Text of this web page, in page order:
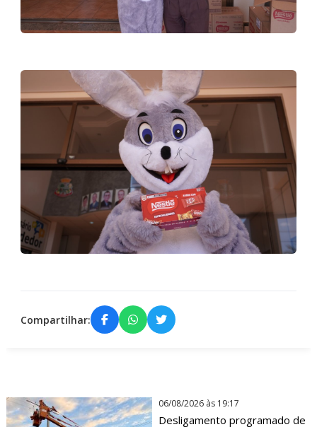
Compartilhar:
06/08/2026 às 19:17
Desligamento programado de